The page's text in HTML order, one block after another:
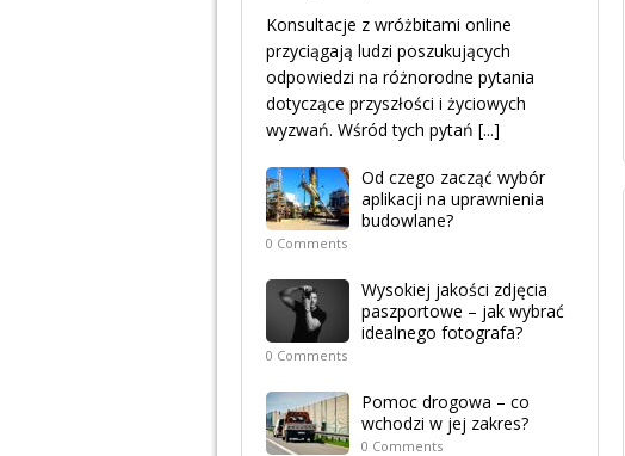
Konsultacje z wróżbitami online
przyciągają ludzi poszukujących
odpowiedzi na różnorodne pytania
dotyczące przyszłości i życiowych
wyzwań. Wśród tych pytań [...]
Od czego zacząć wybór
aplikacji na uprawnienia
budowlane?
0 Comments
Wysokiej jakości zdjęcia
paszportowe – jak wybrać
idealnego fotografa?
0 Comments
Pomoc drogowa – co
wchodzi w jej zakres?
0 Comments